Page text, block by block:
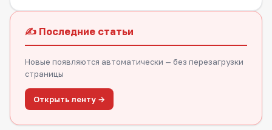
✍️ Последние статьи
Новые появляются автоматически — без перезагрузки
страницы
Открыть ленту →